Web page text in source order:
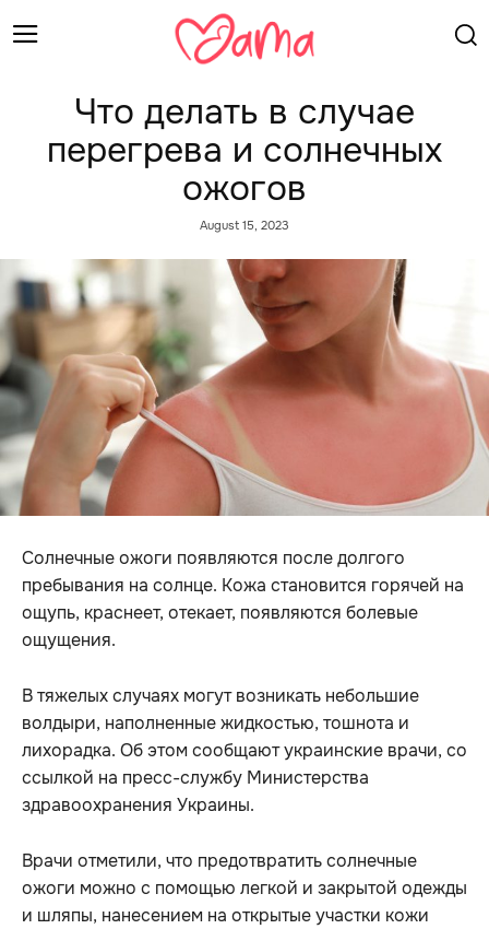
Что делать в случае
перегрева и солнечных
ожогов
August 15, 2023
Солнечные ожоги появляются после долгого
пребывания на солнце. Кожа становится горячей на
ощупь, краснеет, отекает, появляются болевые
ощущения.
В тяжелых случаях могут возникать небольшие
волдыри, наполненные жидкостью, тошнота и
лихорадка. Об этом сообщают украинские врачи, со
ссылкой на пресс-службу Министерства
здравоохранения Украины.
Врачи отметили, что предотвратить солнечные
ожоги можно с помощью легкой и закрытой одежды
и шляпы, нанесением на открытые участки кожи